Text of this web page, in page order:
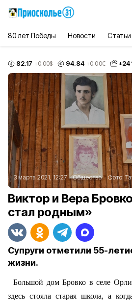
80 лет Победы Новости Статьи
82.17 +0.00$ 94.84 +0.00€ +24
3 марта 2021, 12:27 Общество Фото:
Виктор и Вера
стал родным»
Супруги отметили 55-
жизни.
Большой дом Бровко в селе
здесь стояла старая школа, а